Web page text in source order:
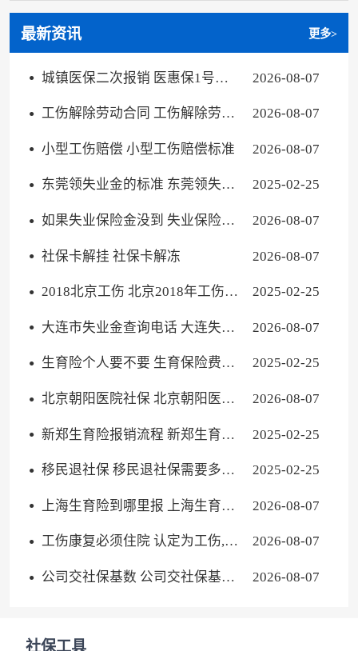
最新资讯 更多>
城镇医保二次报销 医惠保1号报
销条件
2026-08-07
工伤解除劳动合同 工伤解除劳动
合同怎样赔偿
2026-08-07
小型工伤赔偿 小型工伤赔偿标准 2026-08-07
东莞领失业金的标准 东莞领失业
保险金条件
2025-02-25
如果失业保险金没到 失业保险金
没领完
2026-08-07
社保卡解挂 社保卡解冻 2026-08-07
2018北京工伤 北京2018年工伤缴
费基数
2025-02-25
大连市失业金查询电话 大连失业
保险金电话
2026-08-07
生育险个人要不要 生育保险费个
人需要缴纳吗
2025-02-25
北京朝阳医院社保 北京朝阳医院
医保卡用选吗
2026-08-07
新郑生育险报销流程 新郑生育险
报销流程图
2025-02-25
移民退社保 移民退社保需要多久
到账
2025-02-25
上海生育险到哪里报 上海生育险
怎么报销要给什么材料
2026-08-07
工伤康复必须住院 认定为工伤,住
院进行康复的费用能报销吗
2026-08-07
公司交社保基数 公司交社保基数 2026-08-07
社保工具